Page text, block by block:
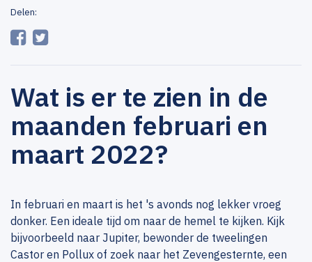
Delen:
Wat is er te zien in de
maanden februari en
maart 2022?
In februari en maart is het 's avonds nog lekker vroeg
donker. Een ideale tijd om naar de hemel te kijken. Kijk
bijvoorbeeld naar Jupiter, bewonder de tweelingen
Castor en Pollux of zoek naar het Zevengesternte, een